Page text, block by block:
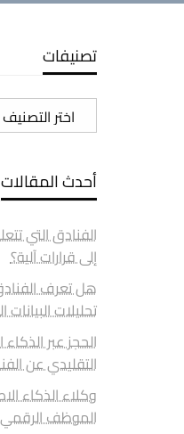
تصنيفات
تصنيفات
أحدث المقالات
الفنادق التي
إلى قرارات آلية؟
هل تعرف
تحليلات البيانات
الحجز عبر
التقليدي عن
وكلاء الذكاء
الموظف